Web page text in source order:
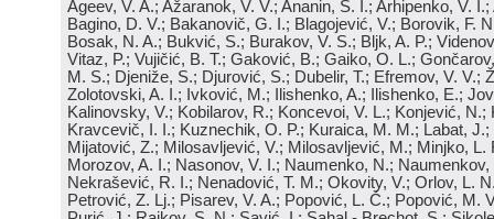
Ageev, V. A.; Ažaranok, V. V.; Ananin, S. I.; Arhipenko, V.
Bagino, D. V.; Bakanovič, G. I.; Blagojević, V.; Borovik, F.
Bosak, N. A.; Bukvić, S.; Burakov, V. S.; Bljk, A. P.;
Vitaz, P.; Vujičić, B. T.; Gaković, B.; Gaiko, O. L.;
M. S.; Djeniže, S.; Djurović, S.; Dubelir, T.; Efremov, V. V.;
Zolotovski, A. I.; Ivković, M.; Ilishenko, A.; Ilishenko, E.;
Kalinovsky, V.; Kobilarov, R.; Koncevoi, V. L.; Konjević, N.;
Kravcevič, I. I.; Kuznechik, O. P.; Kuraica, M. M.; Labat,
Mijatović, Z.; Milosavljević, V.; Milosavljević, M.; Minjko, L.
Morozov, A. I.; Nasonov, V. I.; Naumenko, N.; Naumenkov,
Nekrašević, R. I.; Nenadović, T. M.; Okovity, V.; Orlov, L.
Petrović, Z. Lj.; Pisarev, V. A.; Popović, L. Č.; Popović, M.